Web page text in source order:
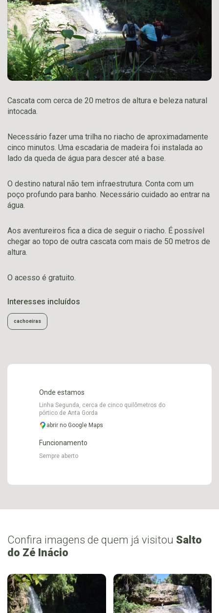
Cascata com cerca de 20 metros de altura e beleza natural
intocada.
Necessário fazer uma trilha no riacho de aproximadamente
cinco minutos. Uma escadaria de madeira foi instalada ao
lado da queda de água para descer até a base.
O destino natural não tem infraestrutura. Conta com um
poço profundo para banho. Necessário cuidado ao entrar na
água.
Aos aventureiros fica a dica de seguir o riacho. É possível
chegar ao topo de outra cascata com mais de 50 metros de
altura.
O acesso é gratuito.
Interesses incluídos
cachoeiras
Onde estamos
Linha Segunda, cerca de cinco quilômetros do
pórtico de Anta Gorda
abrir no Google Maps
Funcionamento
Sempre aberto
Confira imagens de quem já visitou Salto
do Zé Inácio